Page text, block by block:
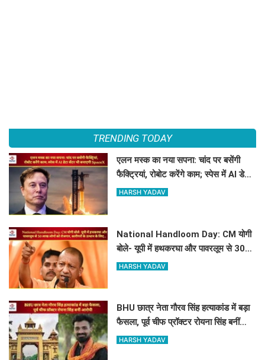
TRENDING TODAY
एलन मस्क का नया सपना: चांद पर बसेंगी
फैक्ट्रियां, रोबोट करेंगे काम; स्पेस में AI डेटा
सेंटर भी बनाएगी SpaceX
HARSH YADAV
National Handloom Day: CM योगी
बोले- यूपी में हथकरघा और पावरलूम से 30
लाख लोगों को रोजगार, कारीगरों के उत्थान के
HARSH YADAV
BHU छात्र नेता गौरव सिंह हत्याकांड में बड़ा
फैसला, पूर्व चीफ प्रॉक्टर रोयना सिंह बनीं
आरोपी
HARSH YADAV